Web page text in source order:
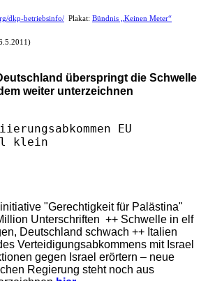
dkp-betriebsinfo/ Plakat: Bündnis „Keinen Meter“
überspringt die Schwelle
weiter unterzeichnen
"Gerechtigkeit für Palästina"
Unterschriften ++ Schwelle in elf
Deutschland schwach ++ Italien
Verteidigungsabkommens mit Israel
gegen Israel erörtern – neue
Regierung steht noch aus